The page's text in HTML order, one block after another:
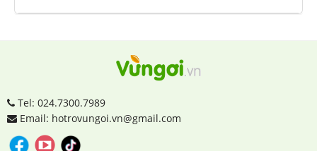
Tel: 024.7300.7989
Email: hotrovungoi.vn@gmail.com